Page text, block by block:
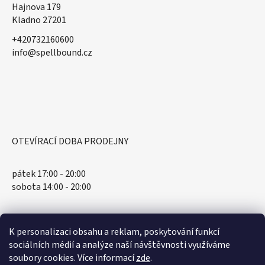
K personalizaci obsahu a reklam, poskytování funkcí
sociálních médií a analýze naší návštěvnosti využíváme
soubory cookies. Více informacízde.
Hajnova 179
Kladno 27201
+420732160600
​info@spellbound.cz
OTEVÍRACÍ DOBA PRODEJNY
pátek 17:00 - 20:00
sobota 14:00 - 20:00